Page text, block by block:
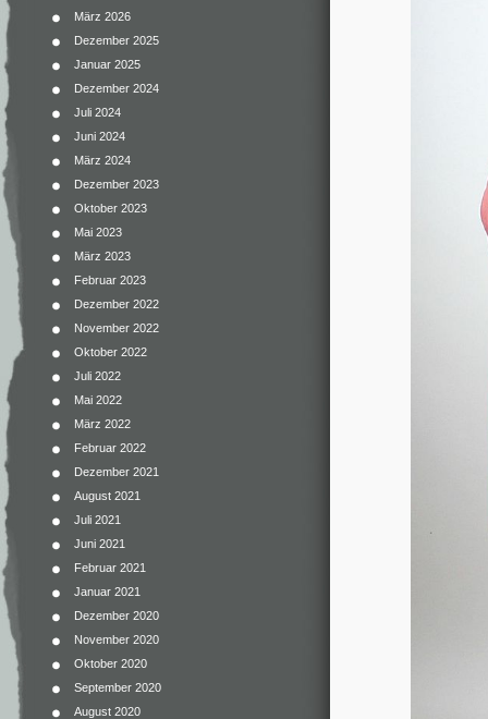
März 2026
Dezember 2025
Januar 2025
Dezember 2024
Juli 2024
Juni 2024
März 2024
Dezember 2023
Oktober 2023
Mai 2023
März 2023
Februar 2023
Dezember 2022
November 2022
Oktober 2022
Juli 2022
Mai 2022
März 2022
Februar 2022
Dezember 2021
August 2021
Juli 2021
Juni 2021
Februar 2021
Januar 2021
Dezember 2020
November 2020
Oktober 2020
September 2020
August 2020